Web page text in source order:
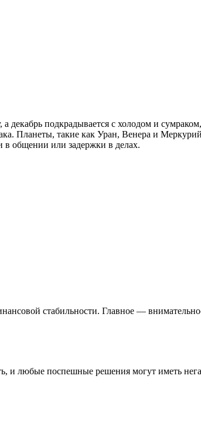
подкрадывается с холодом и сумраком,
Планеты, такие как Уран, Венера и
в общении или задержки в делах.
стабильности. Главное —
и любые поспешные решения могут иметь